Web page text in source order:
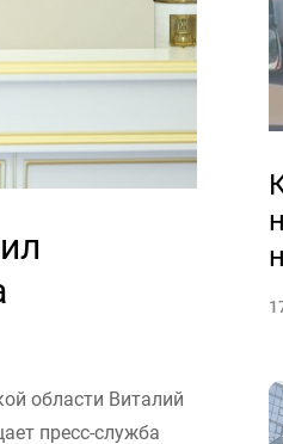
области Виталий
пресс-служба